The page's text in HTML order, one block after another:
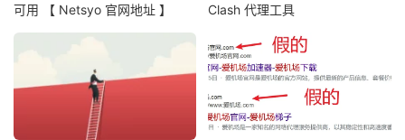
可用 【 Netsyo 官网地址 】
Clash 代理工具